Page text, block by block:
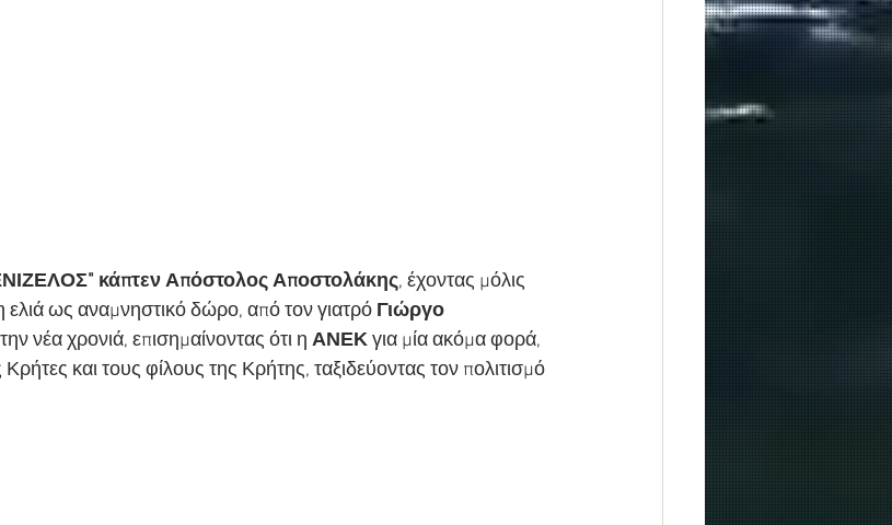
κάπτεν Απόστολος Αποστολάκης, έχοντας μόλις
ελιά ως αναμνηστικό δώρο, από τον γιατρό Γιώργο
την νέα χρονιά, επισημαίνοντας ότι η ΑΝΕΚ για μία ακόμα φορά,
και τους φίλους της Κρήτης, ταξιδεύοντας τον πολιτισμό